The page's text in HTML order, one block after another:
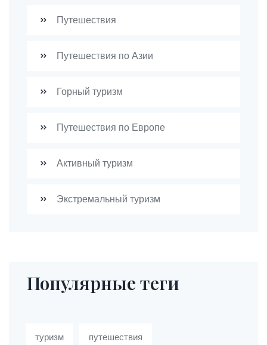
Путешествия
Путешествия по Азии
Горный туризм
Путешествия по Европе
Активный туризм
Экстремальный туризм
Популярные теги
туризм путешествия